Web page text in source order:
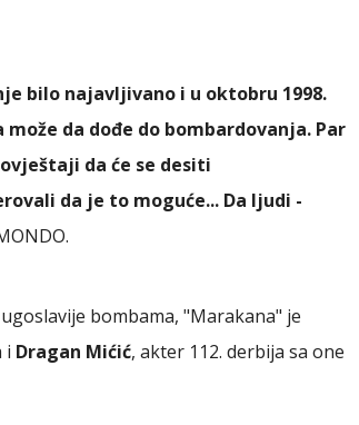
bilo najavljivano i u oktobru 1998.
da dođe do bombardovanja. Par
da će se desiti
da je to moguće... Da ljudi -
bombama, "Marakana" je
i Dragan Mićić, akter 112. derbija sa one